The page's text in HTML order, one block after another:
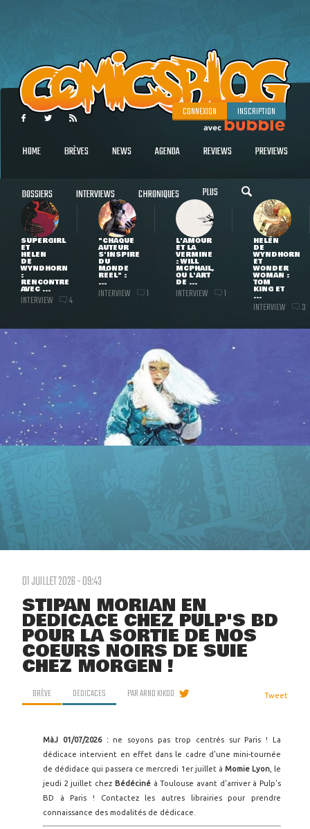
CONNEXION INSCRIPTION
HOME BRÈVES NEWS AGENDA REVIEWS PREVIEWS
DOSSIERS INTERVIEWS CHRONIQUES PLUS
SUPERGIRL
ET
HELEN
DE
WYNDHORN
:
RENCONTRE
AVEC ...
INTERVIEW 4
"CHAQUE
AUTEUR
S'INSPIRE
DU
MONDE
RÉEL" :
...
INTERVIEW 1
L'AMOUR
ET LA
VERMINE
: WILL
MCPHAIL,
OU L'ART
DE ...
INTERVIEW 1
HELEN
DE
WYNDHORN
ET
WONDER
WOMAN :
TOM
KING ET
...
INTERVIEW 3
01 JUILLET 2026 - 09:43
STIPAN MORIAN EN
DÉDICACE CHEZ PULP'S BD
POUR LA SORTIE DE NOS
COEURS NOIRS DE SUIE
CHEZ MORGEN !
BRÈVE DEDICACES PARARNO KIKOO Tweet
MàJ 01/07/2026 :ne soyons pas trop centrés sur Paris ! La
dédicace intervient en effet dans le cadre d'une mini-tournée
de dédidace qui passera ce mercredi 1er juillet à Momie Lyon, le
jeudi 2 juillet chez Bédéciné à Toulouse avant d'arriver à Pulp's
BD à Paris ! Contactez les autres librairies pour prendre
connaissance des modalités de dédicace.